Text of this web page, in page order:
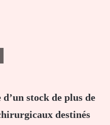
stock de plus de
destinés